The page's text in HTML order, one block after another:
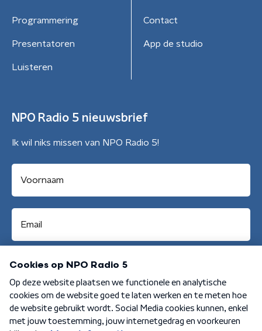
Programmering
Presentatoren
Luisteren
Contact
App de studio
NPO Radio 5 nieuwsbrief
Ik wil niks missen van NPO Radio 5!
Aanmelden
Algemene voorwaarden